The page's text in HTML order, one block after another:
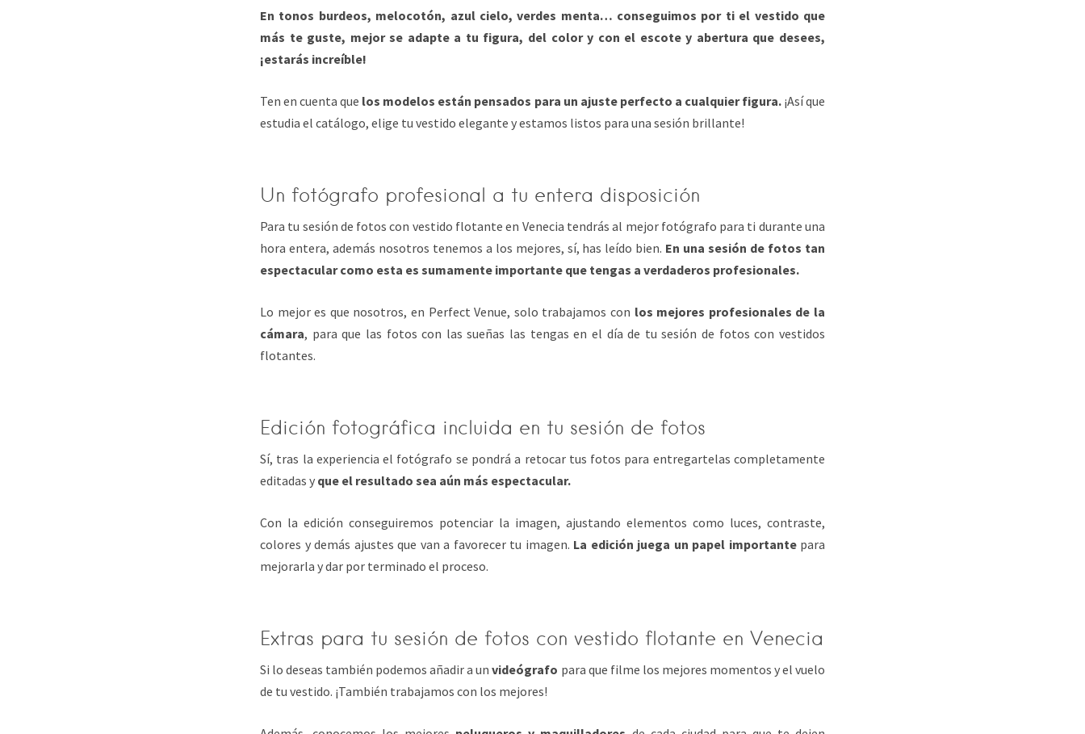
En tonos burdeos, melocotón, azul cielo, verdes menta… conseguimos por ti el vestido que
más te guste, mejor se adapte a tu figura, del color y con el escote y abertura que desees,
¡estarás increíble!
Ten en cuenta que los modelos están pensados ​​para un ajuste perfecto a cualquier figura. ¡Así que
estudia el catálogo, elige tu vestido elegante y estamos listos para una sesión brillante!
Un fotógrafo profesional a tu entera disposición
Para tu sesión de fotos con vestido flotante en Venecia tendrás al mejor fotógrafo para ti durante una
hora entera, además nosotros tenemos a los mejores, sí, has leído bien. En una sesión de fotos tan
espectacular como esta es sumamente importante que tengas a verdaderos profesionales.
Lo mejor es que nosotros, en Perfect Venue, solo trabajamos con los mejores profesionales de la
cámara, para que las fotos con las sueñas las tengas en el día de tu sesión de fotos con vestidos
flotantes.
Edición fotográfica incluida en tu sesión de fotos
Sí, tras la experiencia el fotógrafo se pondrá a retocar tus fotos para entregartelas completamente
editadas y que el resultado sea aún más espectacular.
Con la edición conseguiremos potenciar la imagen, ajustando elementos como luces, contraste,
colores y demás ajustes que van a favorecer tu imagen. La edición juega un papel importantepara
mejorarla y dar por terminado el proceso.
Extras para tu sesión de fotos con vestido flotante en Venecia
Si lo deseas también podemos añadir a unvideógrafo para que filme los mejores momentos y el vuelo
de tu vestido. ¡También trabajamos con los mejores!